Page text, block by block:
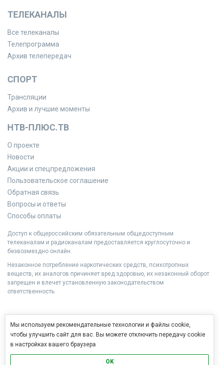
ТЕЛЕКАНАЛЫ
Все телеканалы
Телепрограмма
Архив телепередач
СПОРТ
Трансляции
Архив и лучшие моменты
НТВ-ПЛЮС.ТВ
О проекте
Новости
Акции и спецпредложения
Пользовательское соглашение
Обратная связь
Вопросы и ответы
Способы оплаты
Доступ к общероссийским обязательным общедоступным
телеканалам и радиоканалам предоставляется круглосуточно и
безвозмездно онлайн.
Незаконное потребление наркотических средств, психотропных
веществ, их аналогов причиняет вред здоровью, их незаконный оборот
запрещен и влечет установленную законодательством
ответственность.
Мы используем рекомендательные технологии и файлы cookie,
чтобы улучшить сайт для вас. Вы можете отключить передачу cookie
в настройках вашего браузера
OK